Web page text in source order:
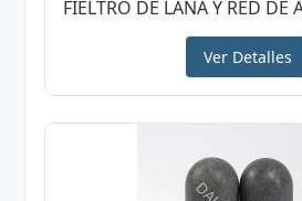
FIELTRO DE LANA Y RED DE
Ver Detalles